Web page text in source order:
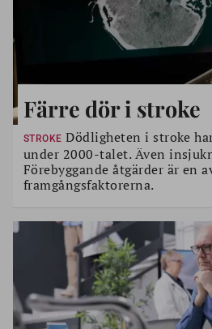
Färre dör i stroke
STROKE Dödligheten i stroke
under 2000-talet. Även
Förebyggande åtgärder är en
framgångsfaktorerna.